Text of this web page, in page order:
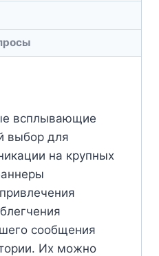
всплывающие
выбор для
на крупных
сообщения
Их можно